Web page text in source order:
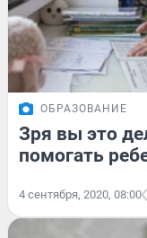
ОБРАЗОВАНИЕ
Зря вы это
помогать
4 сентября, 2020, 08:00